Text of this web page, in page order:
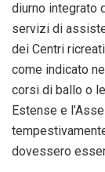
diurno integrato
servizi di
dei Centri
come indicato
corsi di ballo o
Estense e
dovessero